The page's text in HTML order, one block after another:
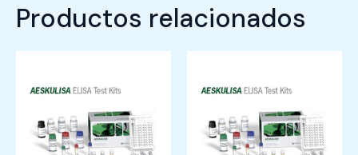
Productos relacionados